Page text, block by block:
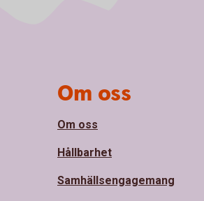
Om oss
Om oss
Hållbarhet
Samhällsengagemang